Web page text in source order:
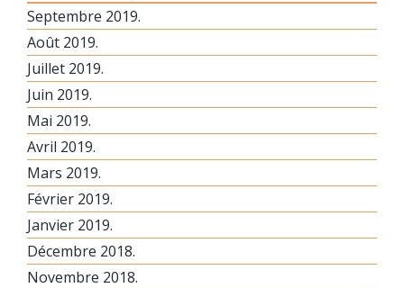
Septembre 2019.
Août 2019.
Juillet 2019.
Juin 2019.
Mai 2019.
Avril 2019.
Mars 2019.
Février 2019.
Janvier 2019.
Décembre 2018.
Novembre 2018.